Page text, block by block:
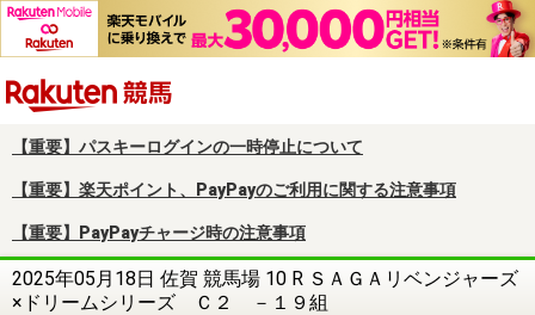
【重要】パスキーログインの一時停止について
【重要】楽天ポイント、PayPayのご利用に関する注意事項
【重要】PayPayチャージ時の注意事項
2025年05月18日 佐賀 競馬場 10 R ＳＡＧＡリベンジャーズ
×ドリームシリーズ Ｃ２ －１９組